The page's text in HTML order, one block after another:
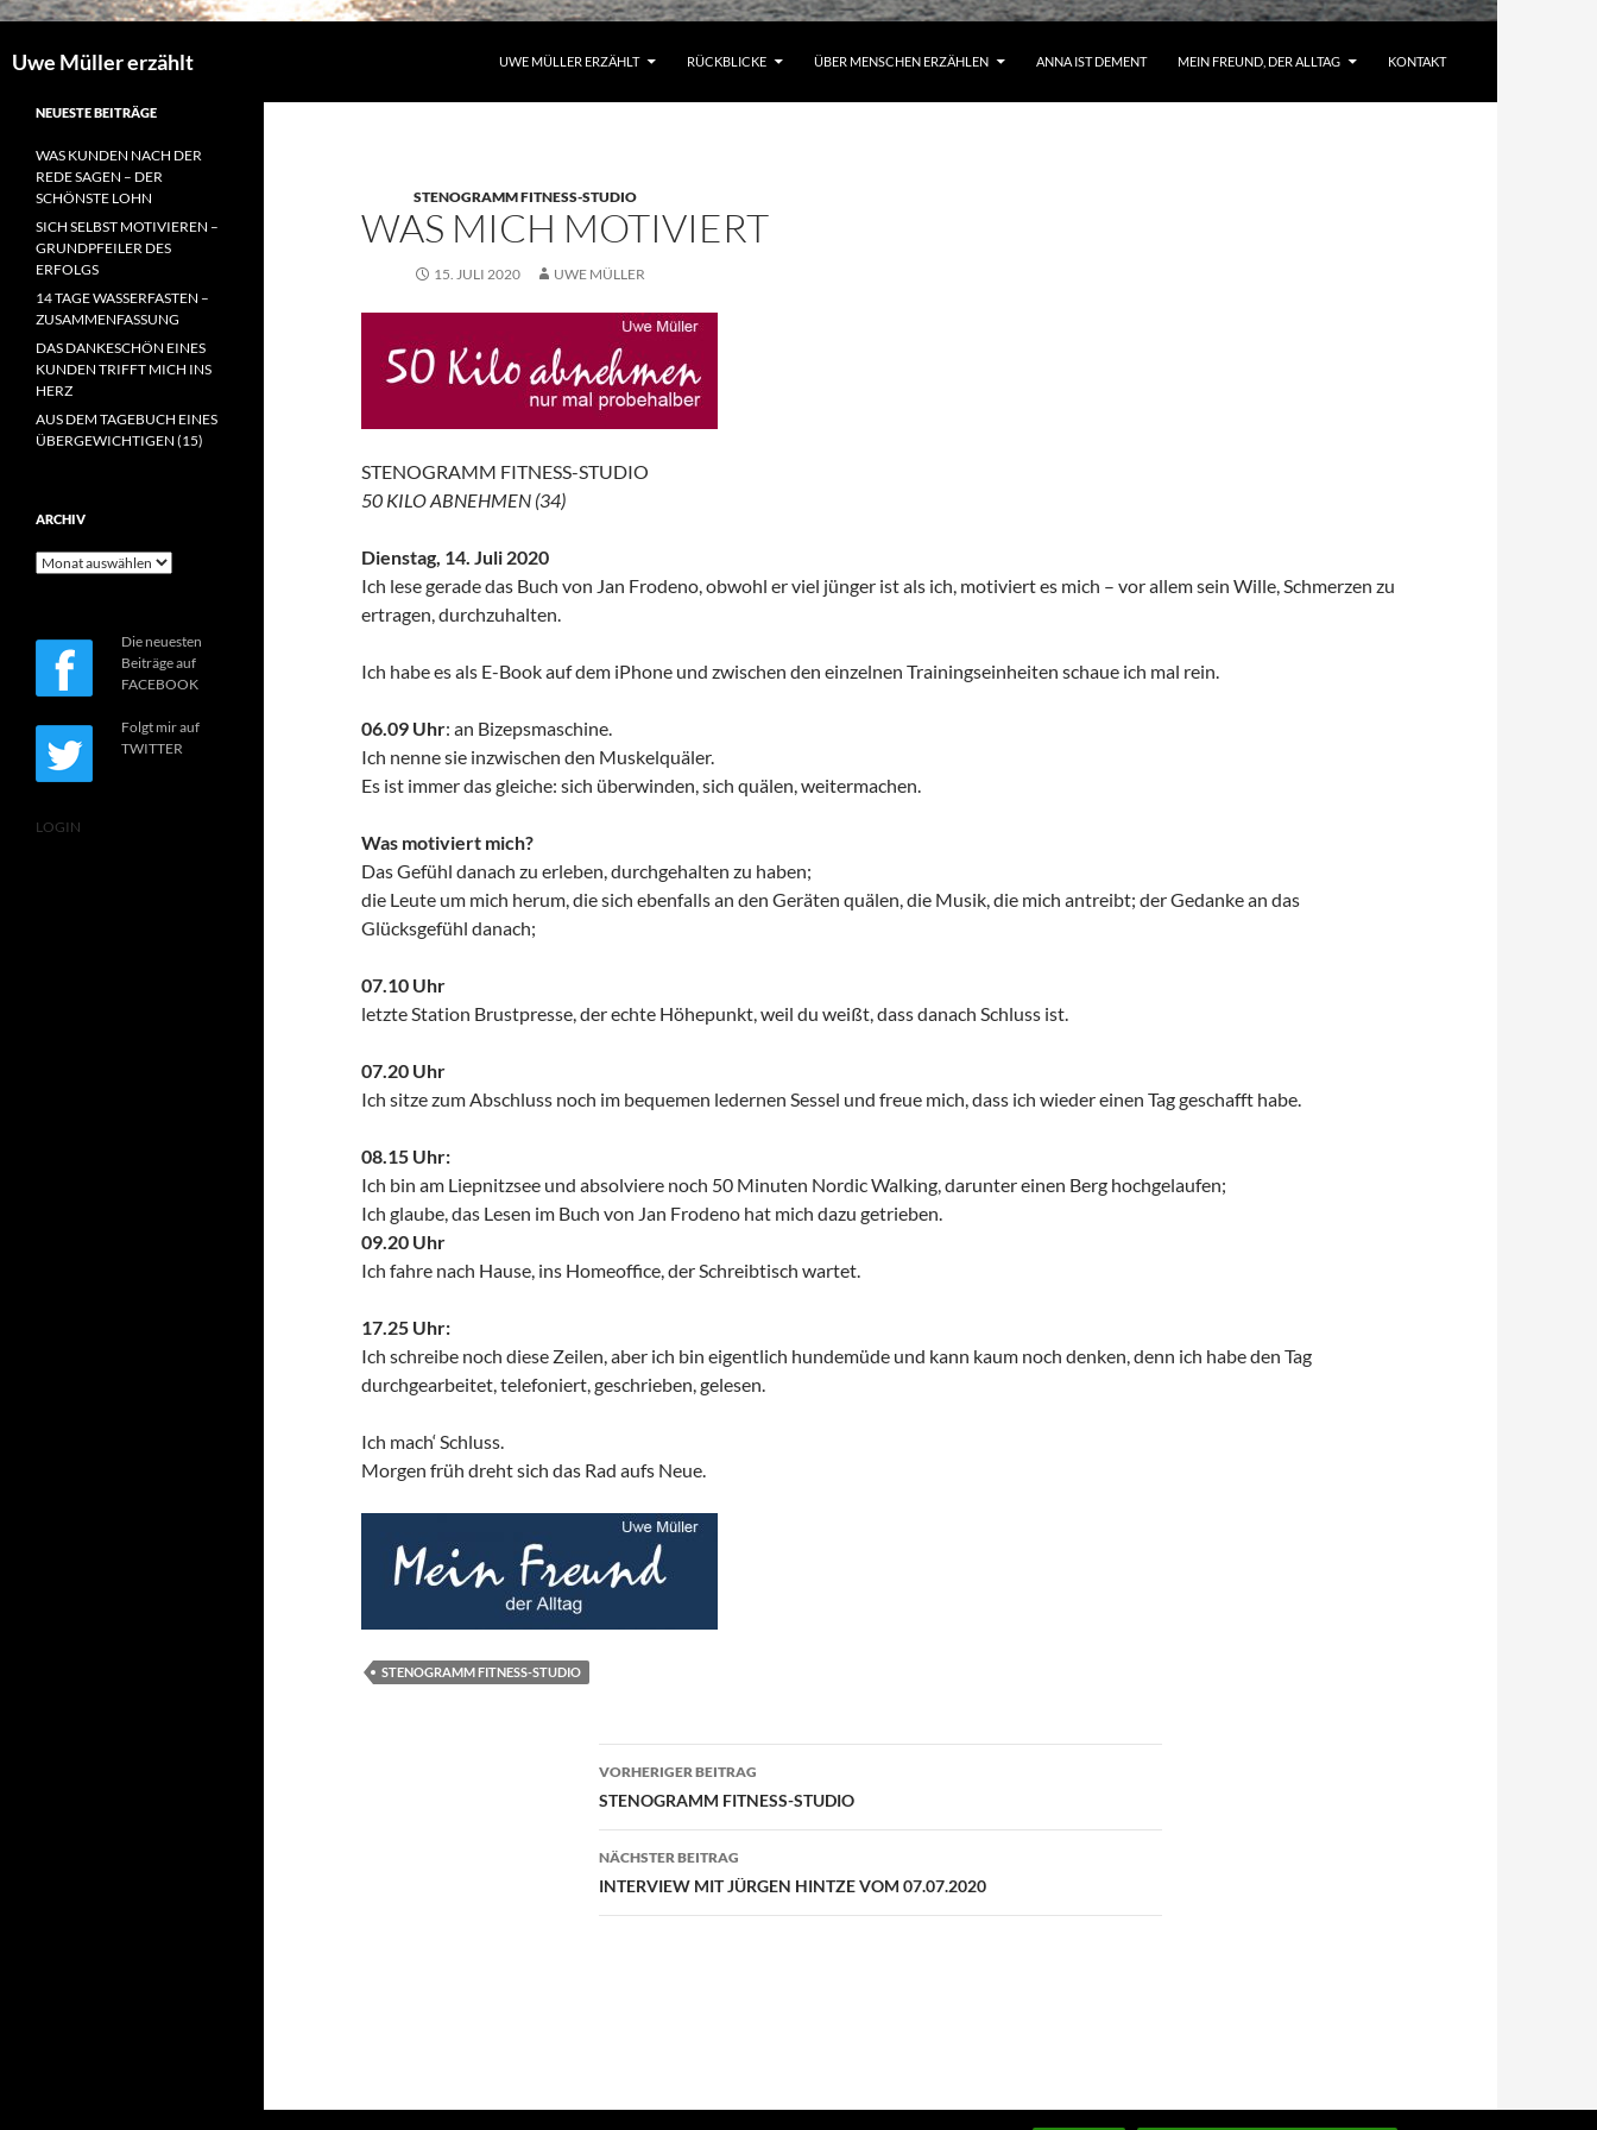
Uwe Müller erzählt UWE MÜLLER ERZÄHLT RÜCKBLICKE ÜBER MENSCHEN ERZÄHLEN ANNA IST DEMENT MEIN FREUND, DER ALLTAG KONTAKT
STENOGRAMM FITNESS-STUDIO
WAS MICH MOTIVIERT
15. JULI 2020 UWE MÜLLER
STENOGRAMM FITNESS-STUDIO
50 KILO ABNEHMEN (34)
Dienstag, 14. Juli 2020
Ich lese gerade das Buch von Jan Frodeno, obwohl er viel jünger ist als ich, motiviert es mich – vor allem sein Wille, Schmerzen zu
ertragen, durchzuhalten.
Ich habe es als E-Book auf dem iPhone und zwischen den einzelnen Trainingseinheiten schaue ich mal rein.
06.09 Uhr: an Bizepsmaschine.
Ich nenne sie inzwischen den Muskelquäler.
Es ist immer das gleiche: sich überwinden, sich quälen, weitermachen.
Was motiviert mich?
Das Gefühl danach zu erleben, durchgehalten zu haben;
die Leute um mich herum, die sich ebenfalls an den Geräten quälen, die Musik, die mich antreibt; der Gedanke an das
Glücksgefühl danach;
07.10 Uhr
letzte Station Brustpresse, der echte Höhepunkt, weil du weißt, dass danach Schluss ist.
07.20 Uhr
Ich sitze zum Abschluss noch im bequemen ledernen Sessel und freue mich, dass ich wieder einen Tag geschafft habe.
08.15 Uhr:
Ich bin am Liepnitzsee und absolviere noch 50 Minuten Nordic Walking, darunter einen Berg hochgelaufen;
Ich glaube, das Lesen im Buch von Jan Frodeno hat mich dazu getrieben.
09.20 Uhr
Ich fahre nach Hause, ins Homeoffice, der Schreibtisch wartet.
17.25 Uhr:
Ich schreibe noch diese Zeilen, aber ich bin eigentlich hundemüde und kann kaum noch denken, denn ich habe den Tag
durchgearbeitet, telefoniert, geschrieben, gelesen.
Ich mach‘ Schluss.
Morgen früh dreht sich das Rad aufs Neue.
STENOGRAMM FITNESS-STUDIO
Beitragsnavigation
VORHERIGER BEITRAG
STENOGRAMM FITNESS-STUDIO
NÄCHSTER BEITRAG
INTERVIEW MIT JÜRGEN HINTZE VOM 07.07.2020
NEUESTE BEITRÄGE
WAS KUNDEN NACH DER
REDE SAGEN – DER
SCHÖNSTE LOHN
SICH SELBST MOTIVIEREN –
GRUNDPFEILER DES
ERFOLGS
14 TAGE WASSERFASTEN –
ZUSAMMENFASSUNG
DAS DANKESCHÖN EINES
KUNDEN TRIFFT MICH INS
HERZ
AUS DEM TAGEBUCH EINES
ÜBERGEWICHTIGEN (15)
ARCHIV
Archiv
Die neuesten
Beiträge auf
FACEBOOK
Folgt mir auf
TWITTER
LOGIN